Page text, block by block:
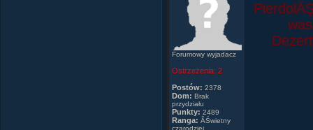
Forumowy wyjadacz
Ostrzeżenia: 2
Postów: 2378
Dom: Brak
przydziału
Punkty: 2489
Ranga: ÂŚwietny
czarodziej